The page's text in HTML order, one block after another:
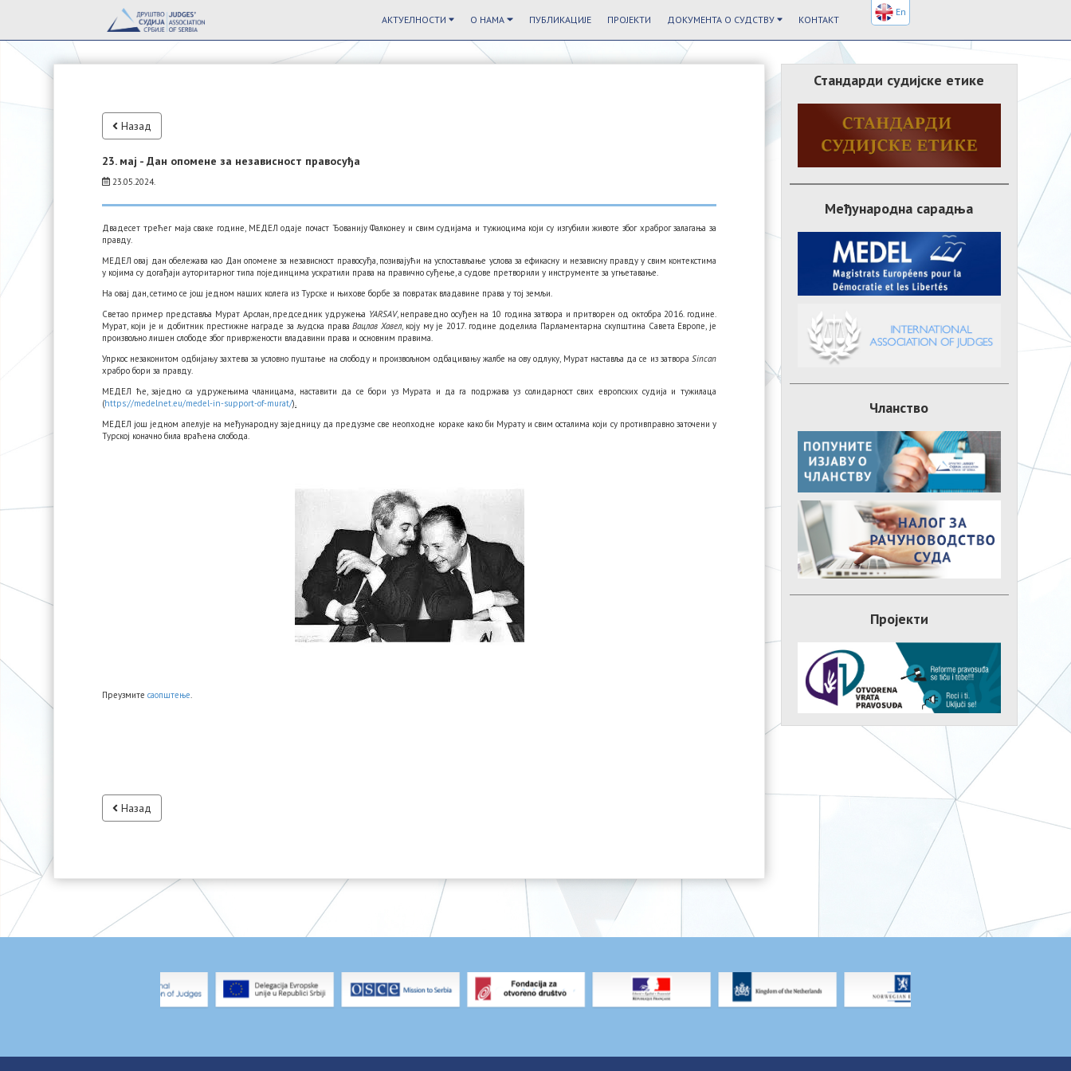
АКТУЕЛНОСТИ О НАМА ПУБЛИКАЦИЈЕ ПРОЈЕКТИ ДОКУМЕНТА О СУДСТВУ КОНТАКТ
Назад
23. мај - Дан опомене за независност правосуђа
23.05.2024.
Двадесет трећег маја сваке године, МЕДЕЛ одаје почаст Ђованију Фалконеу и свим судијама и тужиоцима који су изгубили животе због храброг залагања за
правду.
МЕДЕЛ овај дан обележава као Дан опомене за независност правосуђа, позивајући на успостављање услова за ефикасну и независну правду у свим контекстима
у којима су догађаји ауторитарног типа појединцима ускратили права на правично суђење, а судове претворили у инструменте за угњетавање.
На овај дан, сетимо се још једном наших колега из Турске и њихове борбе за повратак владавине права у тој земљи.
Светао пример представља Мурат Арслан, председник удружења YARSAV, неправедно осуђен на 10 година затвора и притворен од октобра 2016. године.
Мурат, који је и добитник престижне награде за људска праваВацлав Хавел, коју му је 2017. године доделила Парламентарна скупштина Савета Европе, је
произвољно лишен слободе због привржености владавини права и основним правима.
Упркос незаконитом одбијању захтева за условно пуштање на слободу и произвољном одбацивању жалбе на ову одлуку, Мурат наставља да се из затвора Sincan
храбро бори за правду.
МЕДЕЛ ће, заједно са удружењима чланицама, наставити да се бори уз Мурата и да га подржава уз солидарност свих европских судија и тужилаца
(https://medelnet.eu/medel-in-support-of-murat/).
МЕДЕЛ још једном апелује на међународну заједницу да предузме све неопходне кораке како би Мурату и свим осталима који су противправно заточени у
Турској коначно била враћена слобода.
Преузмитесаопштење.
Назад
Стандарди судијске етике
Међународна сарадња
Чланство
Пројекти
En